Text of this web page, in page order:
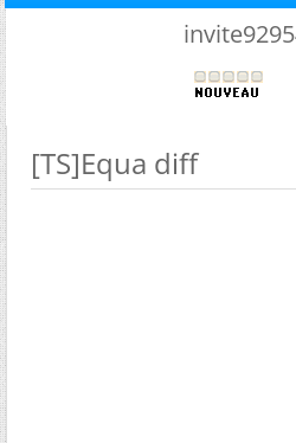
[TS]Equa diff